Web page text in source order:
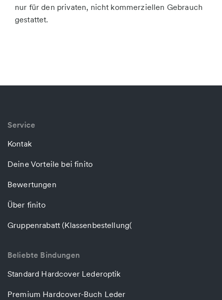
nur für den privaten, nicht kommerziellen Gebrauch
gestattet.
Service
Kontak
Deine Vorteile bei finito
Bewertungen
Über finito
Gruppenrabatt (Klassenbestellung(
Beliebte Bindungen
Standard Hardcover Lederoptik
Premium Hardcover-Buch Leder